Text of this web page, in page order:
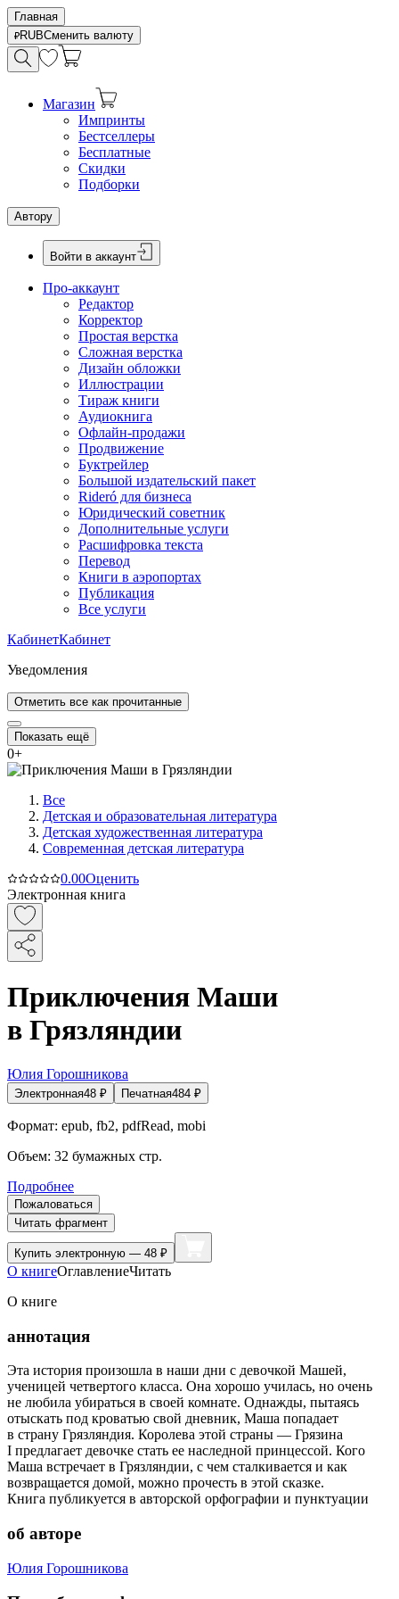
Главная
RUBСменить валюту
Магазин
Импринты
Бестселлеры
Бесплатные
Скидки
Подборки
Автору
Войти в аккаунт
Про-аккаунт
Редактор
Корректор
Простая верстка
Сложная верстка
Дизайн обложки
Иллюстрации
Тираж книги
Аудиокнига
Офлайн-продажи
Продвижение
Буктрейлер
Большой издательский пакет
Rideró для бизнеса
Юридический советник
Дополнительные услуги
Расшифровка текста
Перевод
Книги в аэропортах
Публикация
Все услуги
КабинетКабинет
Уведомления
Отметить все как прочитанные
Показать ещё
0+
Все
Детская и образовательная литература
Детская художественная литература
Современная детская литература
0.00Оценить
Электронная книга
Приключения Маши
в Грязляндии
Юлия Горошникова
Электронная48 ₽ Печатная484 ₽
Формат: epub, fb2, pdfRead, mobi
Объем: 32 бумажных стр.
Подробнее
Пожаловаться
Читать фрагмент
Купить электронную — 48 ₽
О книгеОглавлениеЧитать
О книге
аннотация
Эта история произошла в наши дни с девочкой Машей,
ученицей четвертого класса. Она хорошо училась, но очень
не любила убираться в своей комнате. Однажды, пытаясь
отыскать под кроватью свой дневник, Маша попадает
в страну Грязляндия. Королева этой страны — Грязина
I предлагает девочке стать ее наследной принцессой. Кого
Маша встречает в Грязляндии, с чем сталкивается и как
возвращается домой, можно прочесть в этой сказке.
Книга публикуется в авторской орфографии и пунктуации
об авторе
Юлия Горошникова